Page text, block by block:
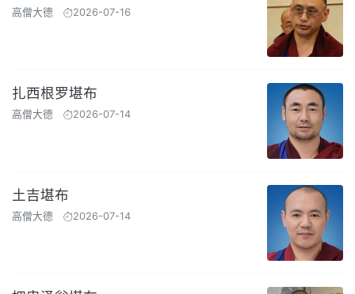
高僧大德 2026-07-16
扎西根罗堪布
高僧大德 2026-07-14
土吉堪布
高僧大德 2026-07-14